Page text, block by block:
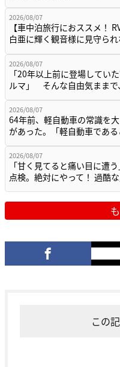
2026/08/07
【車中泊旅行におススメ！
白亜に輝く観音様に見守ら
2026/08/07
「20年以上前に登場してい
ルマ」 そんな自由気まま
2026/08/07
64年前、軽自動車の常識を
があった。「軽自動車であ
2026/08/07
「甘く見てると痛い目に遭
点検。絶対にやって！ 過酷
この